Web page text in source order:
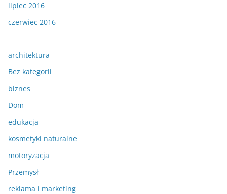
lipiec 2016
czerwiec 2016
architektura
Bez kategorii
biznes
Dom
edukacja
kosmetyki naturalne
motoryzacja
Przemysł
reklama i marketing